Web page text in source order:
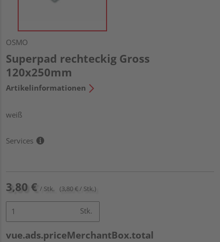
OSMO
Superpad rechteckig Gross
120x250mm
Artikelinformationen
weiß
Services
3,80 € / Stk. (3,80 € / Stk.)
Stk.
vue.ads.priceMerchantBox.total